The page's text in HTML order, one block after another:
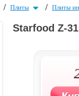
/ Плиты / Плиты
Starfood Z-